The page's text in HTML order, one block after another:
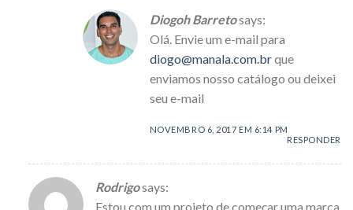
Diogoh Barretosays:
Olá. Envie um e-mail para
diogo@manala.com.brque
enviamos nosso catálogo ou deixei
seu e-mail
NOVEMBRO 6, 2017 EM 6:14 PM
RESPONDER
Rodrigosays:
Estou com um projeto de começar uma marca